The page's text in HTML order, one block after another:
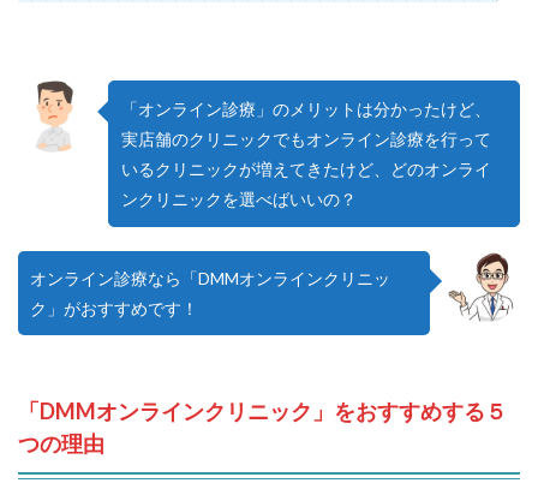
「オンライン診療」のメリットは分かったけど、
実店舗のクリニックでもオンライン診療を行って
いるクリニックが増えてきたけど、どのオンライ
ンクリニックを選べばいいの？
オンライン診療なら「DMMオンラインクリニッ
ク」がおすすめです！
「DMMオンラインクリニック」をおすすめする５
つの理由